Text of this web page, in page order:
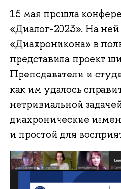
15 мая прошла
«Диалог-2023». На
«Диахроникона» в
представила проект
Преподаватели и
как им удалось
нетривиальной
диахронические
и простой для